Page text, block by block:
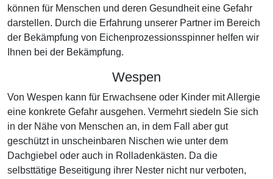
können für Menschen und deren Gesundheit eine Gefahr
darstellen. Durch die Erfahrung unserer Partner im Bereich
der Bekämpfung von Eichenprozessionsspinner helfen wir
Ihnen bei der Bekämpfung.
Wespen
Von Wespen kann für Erwachsene oder Kinder mit Allergie
eine konkrete Gefahr ausgehen. Vermehrt siedeln Sie sich
in der Nähe von Menschen an, in dem Fall aber gut
geschützt in unscheinbaren Nischen wie unter dem
Dachgiebel oder auch in Rolladenkästen. Da die
selbsttätige Beseitigung ihrer Nester nicht nur verboten,